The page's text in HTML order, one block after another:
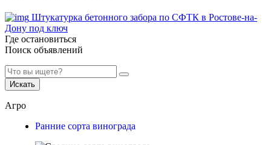
Штукатурка бетонного забора по СФТК в Ростове-на-
Дону под ключ
Где остановиться
Поиск объявлений
Искать
Агро
Ранние сорта винограда